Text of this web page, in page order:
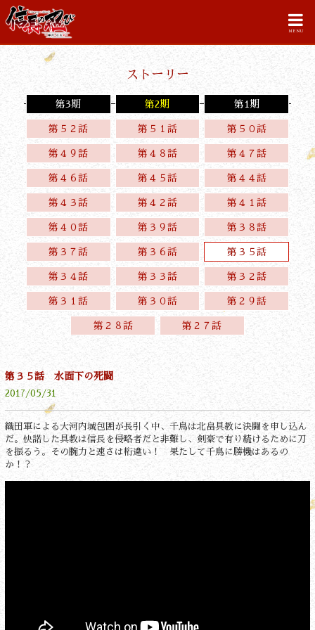
MENU
ストーリー
第3期 第2期 第1期
第５２話 第５１話 第５０話
第４９話 第４８話 第４７話
第４６話 第４５話 第４４話
第４３話 第４２話 第４１話
第４０話 第３９話 第３８話
第３７話 第３６話 第３５話
第３４話 第３３話 第３２話
第３１話 第３０話 第２９話
第２８話 第２７話
第３５話 水面下の死闘
2017/05/31
織田軍による大河内城包囲が長引く中、千鳥は北畠具教に決闘を申し込ん
だ。快諾した具教は信長を侵略者だと非難し、剣豪で有り続けるために刀
を振るう。その腕力と速さは桁違い！ 果たして千鳥に勝機はあるの
か！？